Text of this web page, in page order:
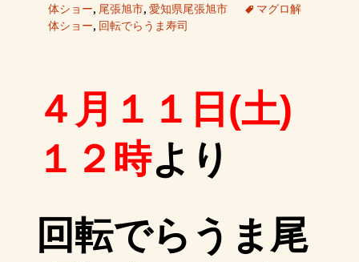
体ショー, 尾張旭市, 愛知県尾張旭市
マグロ解
体ショー, 回転でらうま寿司
４月１１日(土)
１２時より
回転でらうま尾